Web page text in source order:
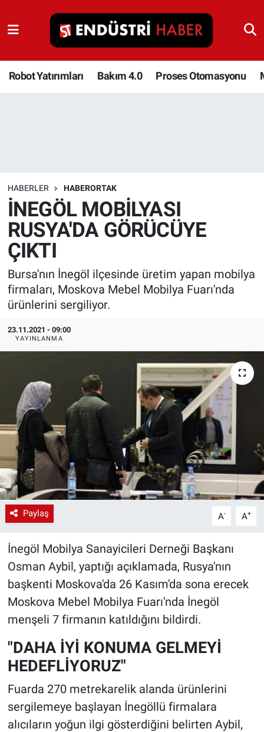
Robot Yatırımları Bakım 4.0 Proses Otomasyonu
HABERLER HABERORTAK
İNEGÖL MOBİLYASI
RUSYA'DA GÖRÜCÜYE
ÇIKTI
Bursa'nın İnegöl ilçesinde üretim yapan mobilya
firmaları, Moskova Mebel Mobilya Fuarı'nda
ürünlerini sergiliyor.
23.11.2021 - 09:00
YAYINLANMA
Paylaş A- A+
İnegöl Mobilya Sanayicileri Derneği Başkanı
Osman Aybil, yaptığı açıklamada, Rusya'nın
başkenti Moskova'da 26 Kasım'da sona erecek
Moskova Mebel Mobilya Fuarı'nda İnegöl
menşeli 7 firmanın katıldığını bildirdi.
"DAHA İYİ KONUMA GELMEYİ
HEDEFLİYORUZ"
Fuarda 270 metrekarelik alanda ürünlerini
sergilemeye başlayan İnegöllü firmalara
alıcıların yoğun ilgi gösterdiğini belirten Aybil,
Robot Yatırımları
Bakım 4.0
Depolama Çözümleri
İnşaat ve Malzeme
HaberOrtak
EndüstriST
Enerjisini Üreten Fabrikalar
Ağır Sanayi Çözümleri